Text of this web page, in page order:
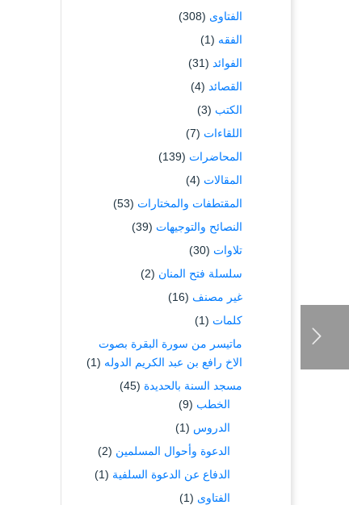
الفتاوى (308)
الفقه (1)
الفوائد (31)
القصائد (4)
الكتب (3)
اللقاءات (7)
المحاضرات (139)
المقالات (4)
المقتطفات والمختارات (53)
النصائح والتوجيهات (39)
تلاوات (30)
سلسلة فتح المنان (2)
غير مصنف (16)
كلمات (1)
ماتيسر من سورة البقرة بصوت
الاخ رافع بن عبد الكريم الدوله (1)
مسجد السنة بالحديدة (45)
الخطب (9)
الدروس (1)
الدعوة وأحوال المسلمين (2)
الدفاع عن الدعوة السلفية (1)
الفتاوى (1)